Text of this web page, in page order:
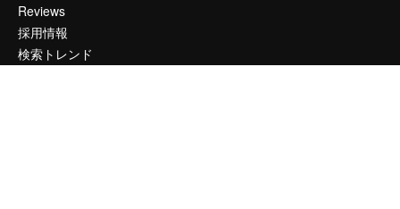
Reviews
採用情報
検索トレンド